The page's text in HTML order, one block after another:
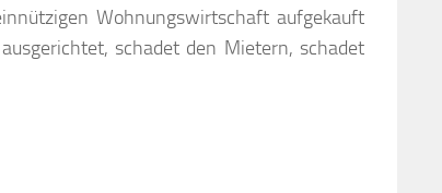
Wohnungswirtschaft aufgekauft
schadet den Mietern, schadet